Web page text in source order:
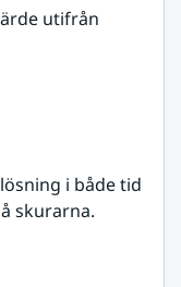
utifrån
i både tid
skurarna.